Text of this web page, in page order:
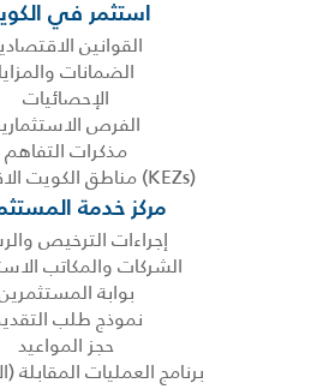
استثمر في
القوانين
الضمانات والمزايا
الإحصائيات
الفرص
مذكرات التفاهم
(KEZs) مناطق الكويت الاقتصادية
مركز خدمة
إجراءات الترخيص
الشركات والمكاتب
بوابة
نموذج طلب
حجز المواعيد
برنامج العمليات